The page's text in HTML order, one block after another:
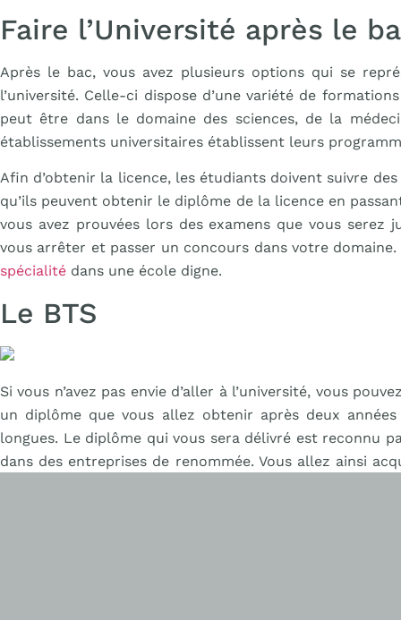
Faire l’Université après le
Après le bac, vous avez plusieurs options qui se
l’université. Celle-ci dispose d’une variété de
peut être dans le domaine des sciences, de la
établissements universitaires établissent leurs
Afin d’obtenir la licence, les étudiants doivent suivre
qu’ils peuvent obtenir le diplôme de la licence en
vous avez prouvées lors des examens que vous serez
vous arrêter et passer un concours dans votre
spécialité dans une école digne.
Le BTS
Si vous n’avez pas envie d’aller à l’université, vous
un diplôme que vous allez obtenir après deux
longues. Le diplôme qui vous sera délivré est reconnu
dans des entreprises de renommée. Vous allez ainsi